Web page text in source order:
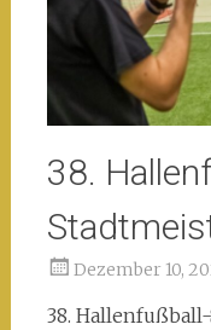
38.
Dezember 10,
38.